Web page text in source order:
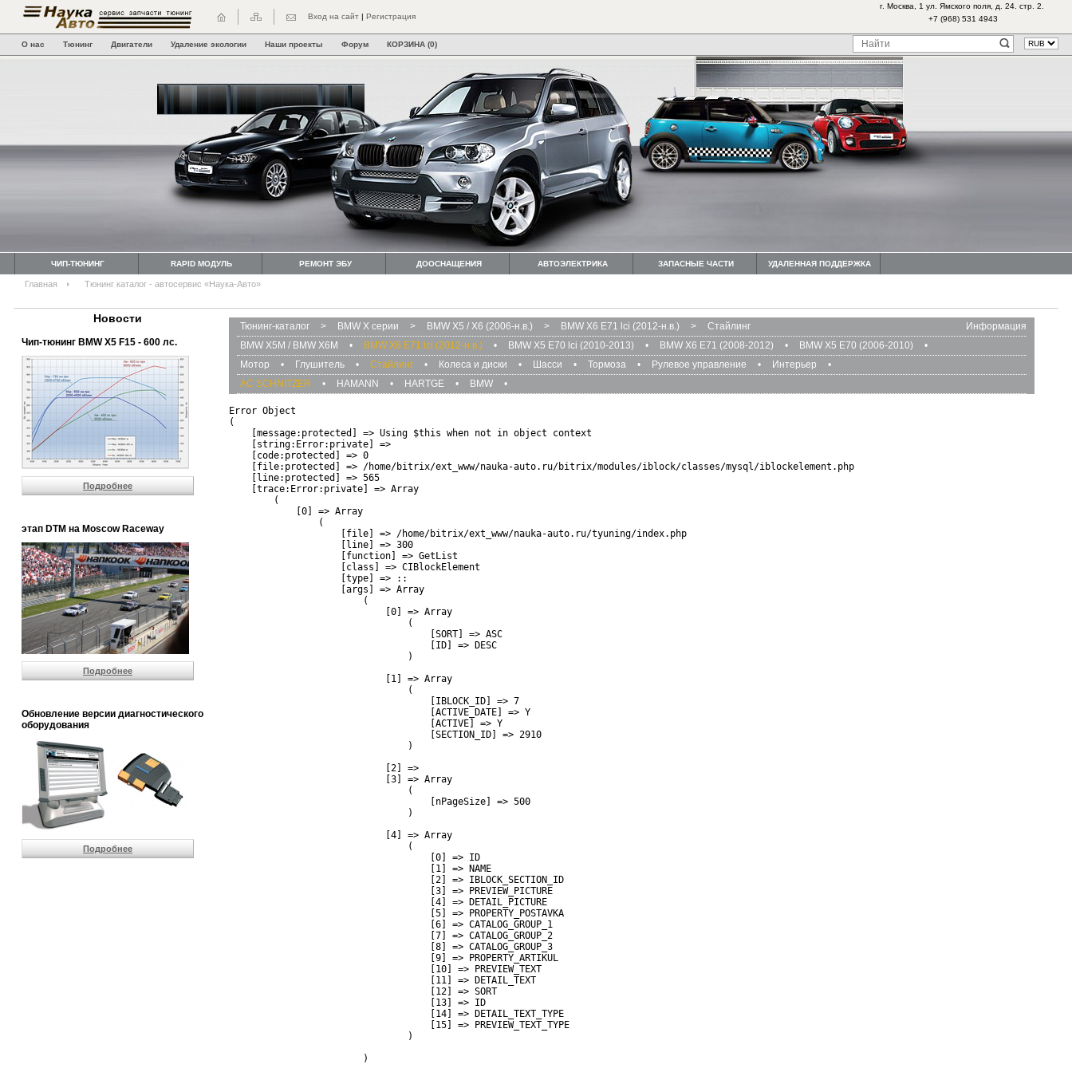
Вход на сайт | Регистрация
г. Москва, 1 ул. Ямского поля, д. 24. стр. 2.
+7 (968) 531 4943
О нас Тюнинг Двигатели Удаление экологии Наши проекты Форум КОРЗИНА (0)
ЧИП-ТЮНИНГ RAPID МОДУЛЬ РЕМОНТ ЭБУ ДООСНАЩЕНИЯ АВТОЭЛЕКТРИКА ЗАПАСНЫЕ ЧАСТИ УДАЛЕННАЯ ПОДДЕРЖКА
Главная Тюнинг каталог - автосервис «Наука-Авто»
Новости
Чип-тюнинг BMW Х5 F15 - 600 лс.
Подробнее
этап DTM на Moscow Raceway
Подробнее
Обновление версии диагностического
оборудования
Подробнее
Информация
Тюнинг-каталог > BMW X серии > BMW X5 / X6 (2006-н.в.) > BMW X6 E71 lci (2012-н.в.) >
Стайлинг
BMW X5M / BMW X6M
• BMW X6 E71 lci (2012-н.в.) • BMW X5 E70 lci (2010-2013) • BMW X6 E71 (2008-2012) • BMW X5 E70 (2006-2010)
•
Мотор
• Глушитель • Стайлинг • Колеса и диски • Шасси • Тормоза • Рулевое управление • Интерьер
•
AC SCHNITZER
• HAMANN • HARTGE • BMW •
Error Object
(
    [message:protected] => Using $this when not in object context
    [string:Error:private] =>
    [code:protected] => 0
    [file:protected] => /home/bitrix/ext_www/nauka-auto.ru/bitrix/modules/iblock/classes/mysql/iblockelement.php
    [line:protected] => 565
    [trace:Error:private] => Array
        (
            [0] => Array
                (
                    [file] => /home/bitrix/ext_www/nauka-auto.ru/tyuning/index.php
                    [line] => 300
                    [function] => GetList
                    [class] => CIBlockElement
                    [type] => ::
                    [args] => Array
                        (
                            [0] => Array
                                (
                                    [SORT] => ASC
                                    [ID] => DESC
                                )
                            [1] => Array
                                (
                                    [IBLOCK_ID] => 7
                                    [ACTIVE_DATE] => Y
                                    [ACTIVE] => Y
                                    [SECTION_ID] => 2910
                                )
                            [2] =>
                            [3] => Array
                                (
                                    [nPageSize] => 500
                                )
                            [4] => Array
                                (
                                    [0] => ID
                                    [1] => NAME
                                    [2] => IBLOCK_SECTION_ID
                                    [3] => PREVIEW_PICTURE
                                    [4] => DETAIL_PICTURE
                                    [5] => PROPERTY_POSTAVKA
                                    [6] => CATALOG_GROUP_1
                                    [7] => CATALOG_GROUP_2
                                    [8] => CATALOG_GROUP_3
                                    [9] => PROPERTY_ARTIKUL
                                    [10] => PREVIEW_TEXT
                                    [11] => DETAIL_TEXT
                                    [12] => SORT
                                    [13] => ID
                                    [14] => DETAIL_TEXT_TYPE
                                    [15] => PREVIEW_TEXT_TYPE
                                )
                        )